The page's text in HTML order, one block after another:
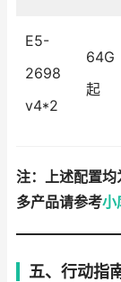
E5-
2698
v4*2
64G
起
注：上述配置
多产品请参考小
五、行动指